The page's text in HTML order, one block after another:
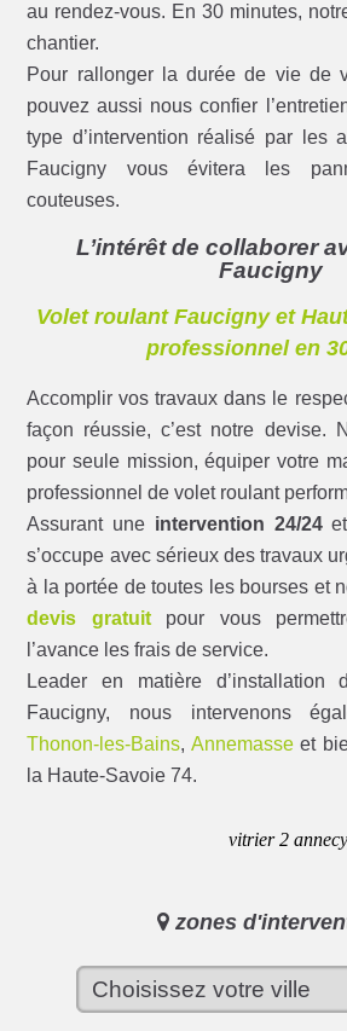
au rendez-vous. En 30 minutes,
chantier.
Pour rallonger la durée de vie de
pouvez aussi nous confier
type d’intervention réalisé par les
Faucigny vous évitera les
couteuses.
L’intérêt de collaborer
Faucigny
Volet roulant Faucigny et
professionnel en
Accomplir vos travaux dans le
façon réussie, c’est notre devise.
pour seule mission, équiper votre
professionnel de volet roulant
Assurant une intervention 24/24et
s’occupe avec sérieux des travaux
à la portée de toutes les bourses et
devis gratuitpour vous
l’avance les frais de service.
Leader en matière
Faucigny, nous intervenons
Thonon-les-Bains, Annemasseet
la Haute-Savoie 74.
vitrier 2
zones